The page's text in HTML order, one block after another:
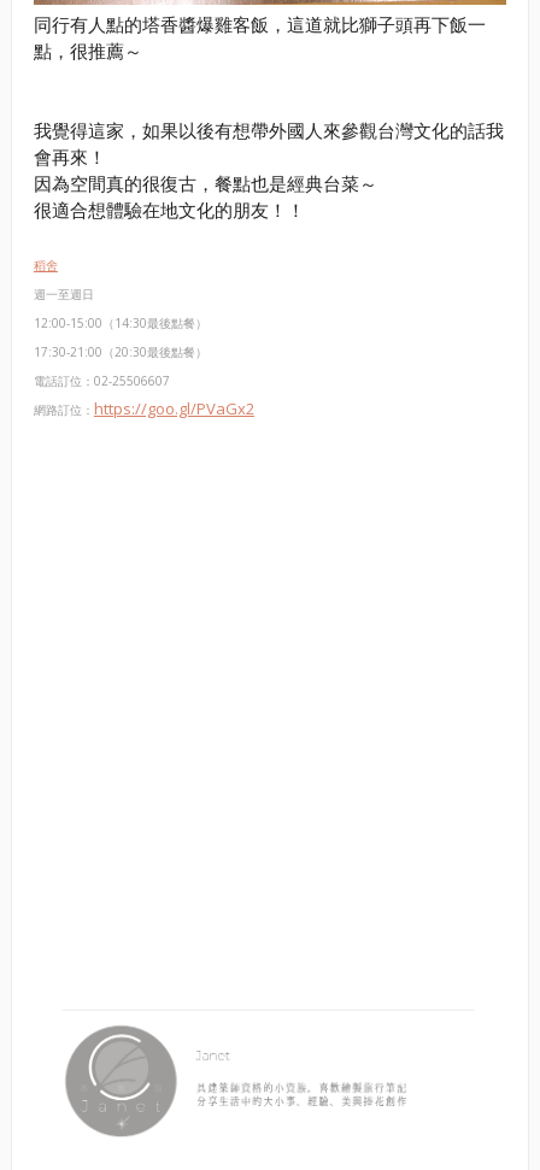
同行有人點的塔香醬爆雞客飯，這道就比獅子頭再下飯一
點，很推薦～
我覺得這家，如果以後有想帶外國人來參觀台灣文化的話我
會再來！
因為空間真的很復古，餐點也是經典台菜～
很適合想體驗在地文化的朋友！！
稻舍
週一至週日
12:00-15:00（14:30最後點餐）
17:30-21:00（20:30最後點餐）​​
​電話訂位：02-25506607
​網路訂位： https://goo.gl/PVaGx2